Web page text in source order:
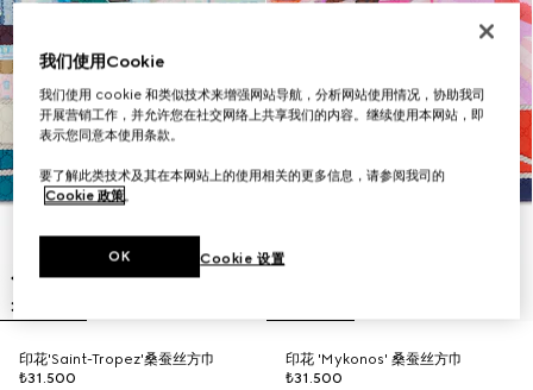
印花'Saint-Tropez'桑蚕丝方巾
₺31.500
印花 'Mykonos' 桑蚕丝方巾
₺31.500
我们使用Cookie
我们使用 cookie 和类似技术来增强网站导航，分析网站使用情况，协助我司
开展营销工作，并允许您在社交网络上共享我们的内容。继续使用本网站，即
表示您同意本使用条款。
要了解此类技术及其在本网站上的使用相关的更多信息，请参阅我司的
Cookie 政策。
Cookie 设置
OK